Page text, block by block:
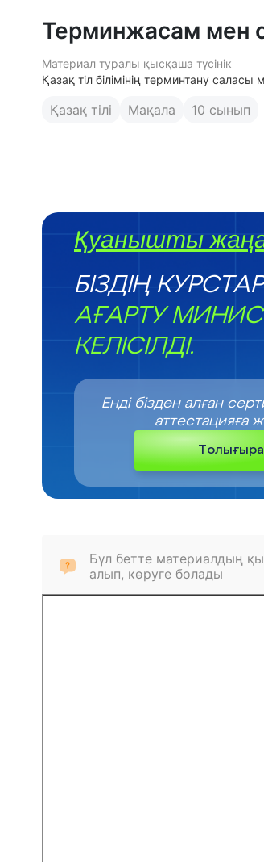
Терминжасам мен
Материал туралы қысқаша түсінік
Қазақ тіл білімінің терминтану
Қазақ тілі Мақала 10 сынып
Қуанышты
БІЗДІҢ
АҒАРТУ
КЕЛІСІЛДІ.
Енді бізден алған
аттестацияға
Бұл бетте материалдың
алып, көруге болады